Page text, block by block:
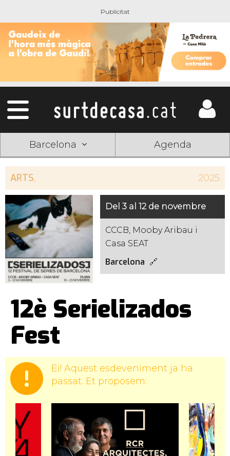
Barcelona Agenda
ARTS, 2025
Del 3 al 12 de novembre
CCCB, Mooby Aribau i
Casa SEAT
Barcelona
12è Serielizados
Fest
Ei! Aquest esdeveniment ja ha
passat. Et proposem: